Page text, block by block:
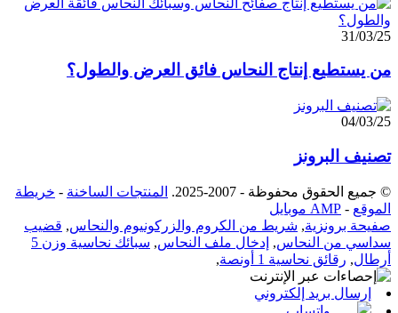
31/03/25
من يستطيع إنتاج النحاس فائق العرض والطول؟
04/03/25
تصنيف البرونز
© جميع الحقوق محفوظة - 2007-2025. المنتجات الساخنة - خريطة
الموقع - AMP موبايل
صفيحة برونزية, شريط من الكروم والزركونيوم والنحاس, قضيب
سداسي من النحاس, إدخال ملف النحاس,
سبائك نحاسية وزن 5
أرطال, رقائق نحاسية 1 أونصة ,
إرسال بريد إلكتروني